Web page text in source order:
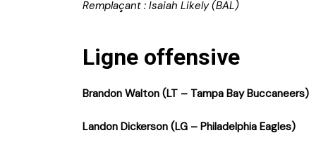
Remplaçant : Isaiah Likely (BAL)
Ligne offensive
Brandon Walton (LT – Tampa Bay Buccaneers)
Landon Dickerson (LG – Philadelphia Eagles)